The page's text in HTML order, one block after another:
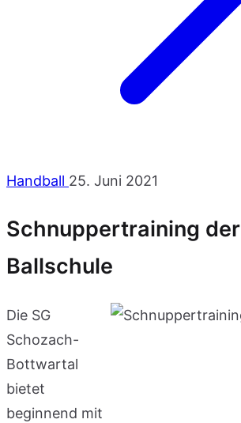
Handball 25. Juni 2021
Schnuppertraining der
Ballschule
Die SG
Schozach-
Bottwartal
bietet
beginnend mit